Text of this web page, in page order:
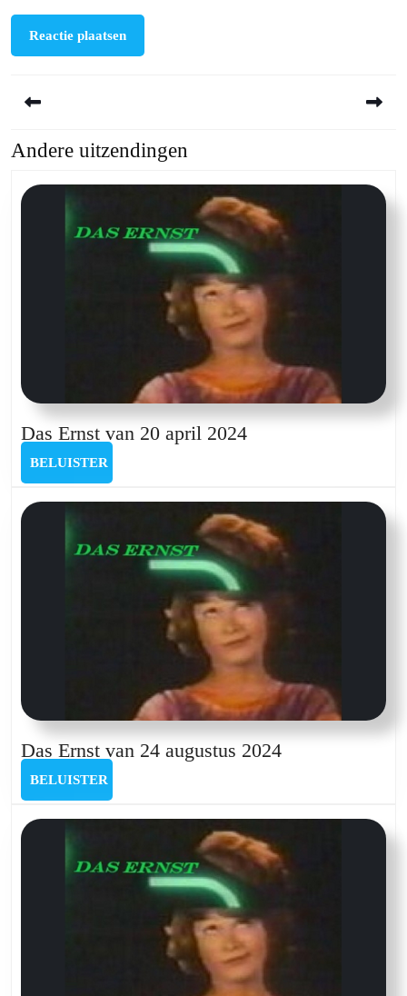
Previous
Andere uitzendingen
Das Ernst van 20 april 2024Das
20
april
2024
BELUISTER
Das Ernst van 24 augustus 2024Das
24
augustus
2024
BELUISTER